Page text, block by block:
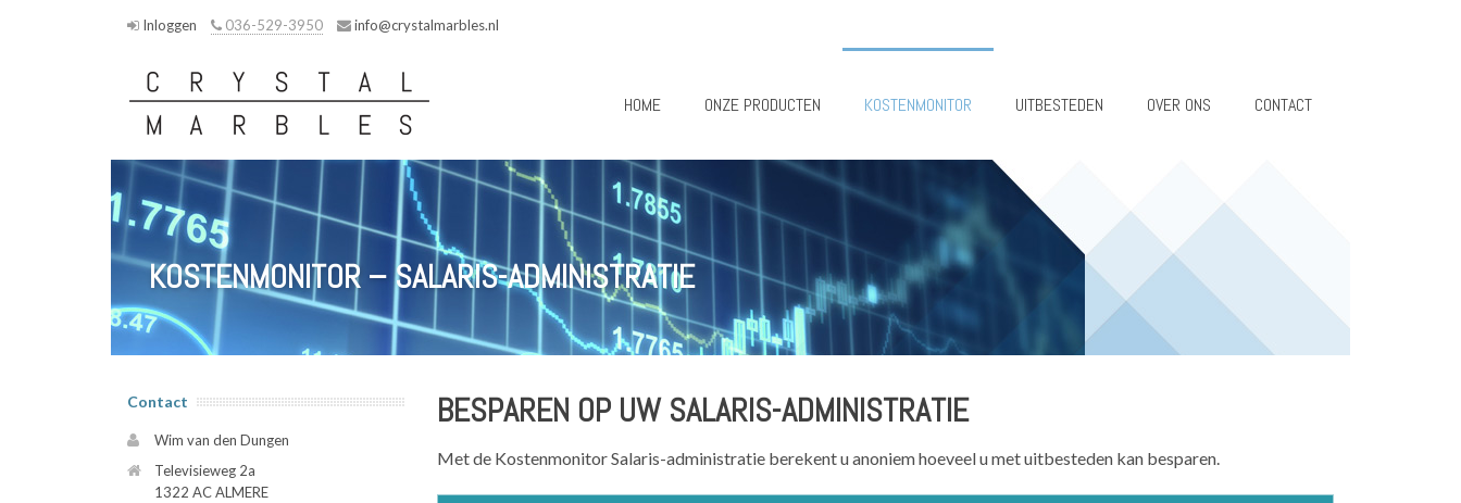
Inloggen 036-529-3950 info@crystalmarbles.nl
HOME ONZE PRODUCTEN KOSTENMONITOR UITBESTEDEN OVER ONS CONTACT
KOSTENMONITOR – SALARIS-ADMINISTRATIE
Contact
Wim van den Dungen
Televisieweg 2a
1322 AC ALMERE
BESPAREN OP UW SALARIS-ADMINISTRATIE
Met de Kostenmonitor Salaris-administratie berekent u anoniem hoeveel u met uitbesteden kan besparen.